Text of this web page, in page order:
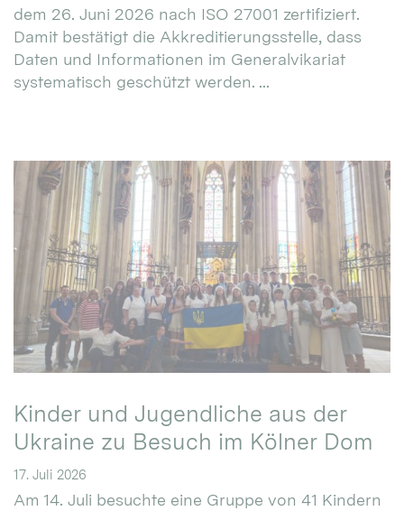
dem 26. Juni 2026 nach ISO 27001 zertifiziert.
Damit bestätigt die Akkreditierungsstelle, dass
Daten und Informationen im Generalvikariat
systematisch geschützt werden. ...
Kinder und Jugendliche aus der
Ukraine zu Besuch im Kölner Dom
17. Juli 2026
Am 14. Juli besuchte eine Gruppe von 41 Kindern